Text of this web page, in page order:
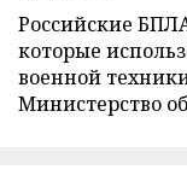
Российские
которые
военной
Министерство